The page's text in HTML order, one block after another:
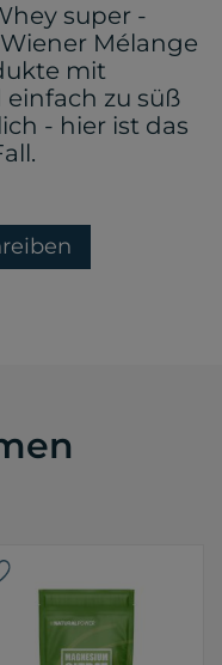
super -
Mélange
mit
zu süß
- hier ist das